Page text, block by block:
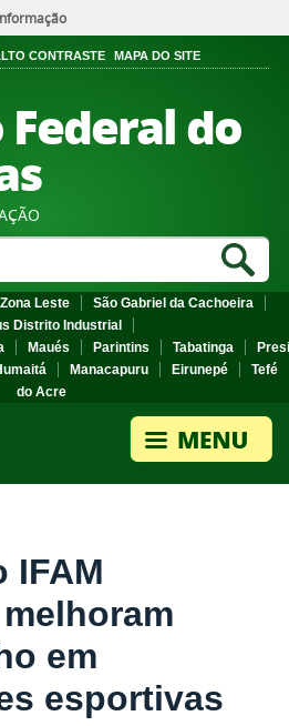
CONTRASTE MAPA DO SITE
do
Leste
São Gabriel da Cachoeira
Distrito Industrial
Maués Parintins Tabatinga
Manacapuru Eirunepé
Tefé
do Acre
IFAM
em
esportivas